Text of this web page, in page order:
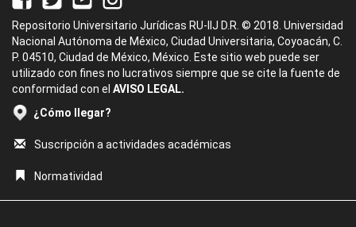
Repositorio Universitario Jurídicas RU-IIJ D.R. © 2018. Universidad
Nacional Autónoma de México, Ciudad Universitaria, Coyoacán, C.
P. 04510, Ciudad de México, México. Este sitio web puede ser
utilizado con fines no lucrativos siempre que se cite la fuente de
conformidad con el AVISO LEGAL.
¿Cómo llegar?
Suscripción a actividades académicas
Normatividad